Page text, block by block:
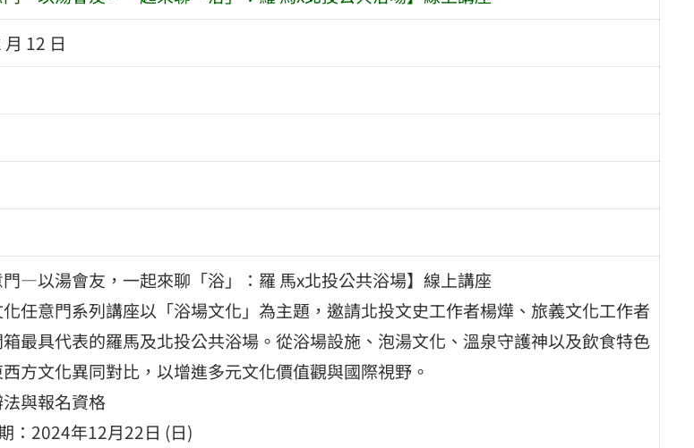
12 日
門—以湯會友，一起來聊「浴」：羅 馬x北投公共浴場】線上講座
任意門系列講座以「浴場文化」為主題，邀請北投文史工作者楊燁、旅義文化工作者
最具代表的羅馬及北投公共浴場。從浴場設施、泡湯文化、溫泉守護神以及飲食特色
方文化異同對比，以增進多元文化價值觀與國際視野。
與報名資格
：2024年12月22日 (日)